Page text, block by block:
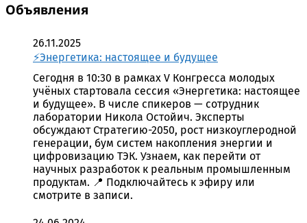
Объявления
26.11.2025
⚡️Энергетика: настоящее и будущее
Сегодня в 10:30 в рамках V Конгресса молодых
учёных стартовала сессия «Энергетика: настоящее
и будущее». В числе спикеров — сотрудник
лаборатории Никола Остойич. Эксперты
обсуждают Стратегию-2050, рост низкоуглеродной
генерации, бум систем накопления энергии и
цифровизацию ТЭК. Узнаем, как перейти от
научных разработок к реальным промышленным
продуктам. 📍 Подключайтесь к эфиру или
смотрите в записи.